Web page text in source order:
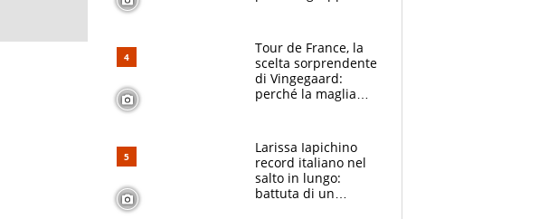
compagni
Tour de France, la
scelta sorprendente
di Vingegaard:
perché la maglia
rischio da evitare
Larissa Iapichino
record italiano nel
salto in lungo:
battuta di un